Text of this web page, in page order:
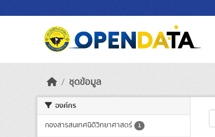
ชุดข้อมูล
องค์กร
กองสารสนเทศนิติวิทยาศาสตร์ 1